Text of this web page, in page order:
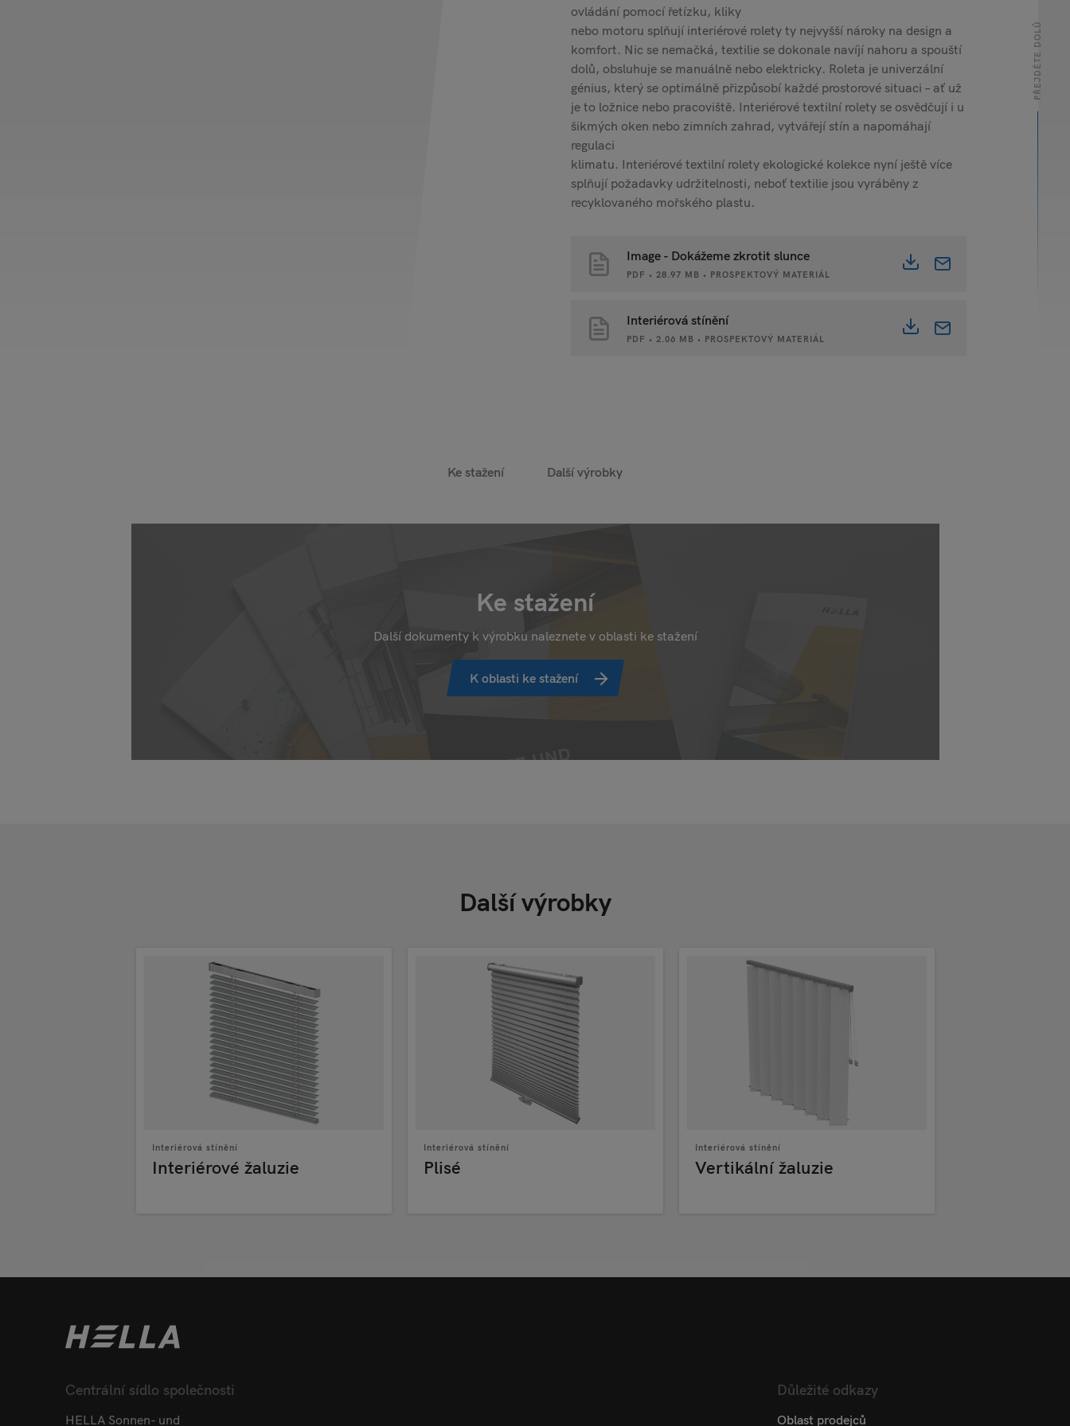
ovládání pomocí řetízku, kliky
nebo motoru splňují interiérové rolety ty nejvyšší nároky na design a
komfort. Nic se nemačká, textilie se dokonale navíjí nahoru a spouští
dolů, obsluhuje se manuálně nebo elektricky. Roleta je univerzální
génius, který se optimálně přizpůsobí každé prostorové situaci – ať už
je to ložnice nebo pracoviště. Interiérové textilní rolety se osvědčují i u
šikmých oken nebo zimních zahrad, vytvářejí stín a napomáhají
regulaci
klimatu. Interiérové textilní rolety ekologické kolekce nyní ještě více
splňují požadavky udržitelnosti, neboť textilie jsou vyráběny z
recyklovaného mořského plastu.
Image - Dokážeme zkrotit slunce
PDF • 28.97 MB • PROSPEKTOVÝ MATERIÁL
Interiérová stínění
PDF • 2.06 MB • PROSPEKTOVÝ MATERIÁL
PŘEJDĚTE DOLŮ
Ke stažení Další výrobky
Ke stažení
Další dokumenty k výrobku naleznete v oblasti ke stažení
K oblasti ke stažení
Další výrobky
Interiérová stínění
Interiérové žaluzie
Interiérová stínění
Plisé
Interiérová stínění
Vertikální žaluzie
Centrální sídlo společnosti
HELLA Sonnen- und
Důležité odkazy
Oblast prodejců